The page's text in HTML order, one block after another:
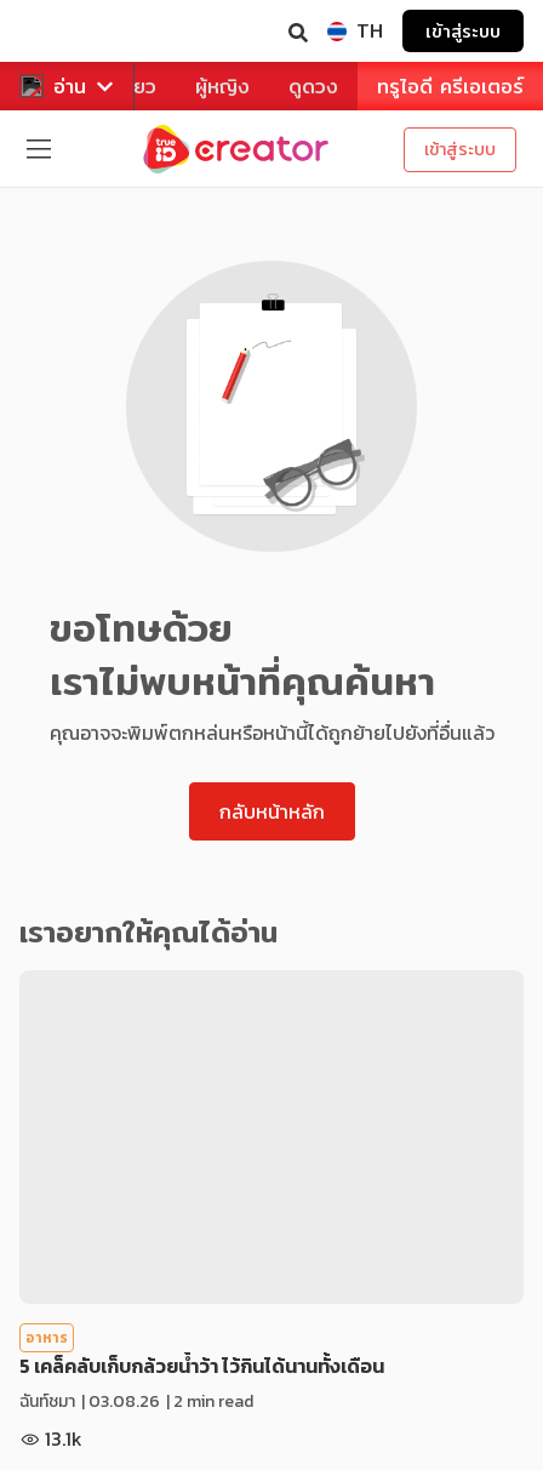
TH เข้าสู่ระบบ
อ่าน
หาร ท่องเที่ยว ผู้หญิง ดูดวง ทรูไอดี ครีเอเตอร์
เข้าสู่ระบบ
ขอโทษด้วย
เราไม่พบหน้าที่คุณค้นหา
คุณอาจจะพิมพ์ตกหล่นหรือหน้านี้ได้ถูกย้ายไปยังที่อื่นแล้ว
กลับหน้าหลัก
เราอยากให้คุณได้อ่าน
อาหาร
5 เคล็คลับเก็บกล้วยน้ำว้า ไว้กินได้นานทั้งเดือน
ฉันท์ชมา |03.08.26 | 2 min read
13.1k